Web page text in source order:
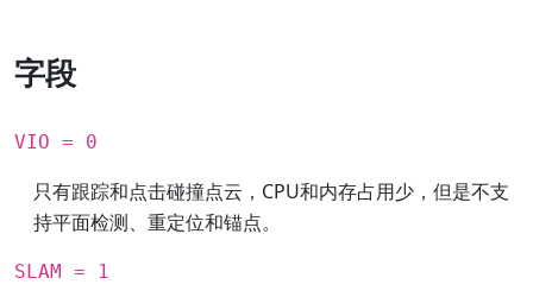
字段
VIO = 0
只有跟踪和点击碰撞点云，CPU和内存占用少，但是不支
持平面检测、重定位和锚点。
SLAM = 1